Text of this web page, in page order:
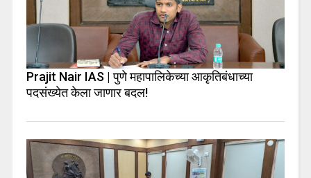
Prajit Nair IAS | पुणे महापालिकेच्या आकृतिबंधाच्या
पदसंख्येत केला जाणार बदल!